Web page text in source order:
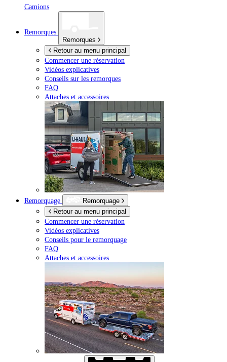
Camions
Remorques
Remorques
Retour au menu principal
Commencer une réservation
Vidéos explicatives
Conseils sur les remorques
FAQ
Attaches et accessoires
Remorquage
Remorquage
Retour au menu principal
Commencer une réservation
Vidéos explicatives
Conseils pour le remorquage
FAQ
Attaches et accessoires